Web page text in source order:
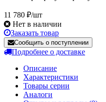
11 780 ₽/шт
Нет в наличии
Заказать товар
Сообщить о поступлении
Подробнее о доставке
Описание
Характеристики
Товары серии
Аналоги